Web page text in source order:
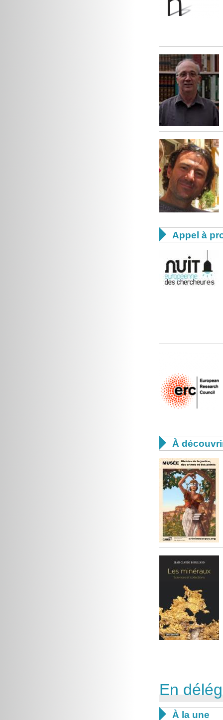
 Appel à
 À
En
 À la une